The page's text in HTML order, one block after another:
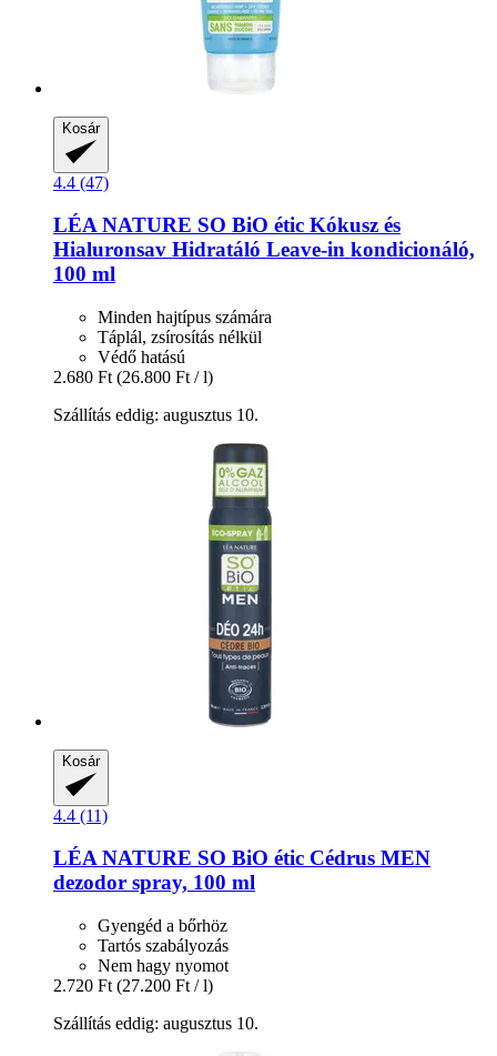
Kosár
4.4 (47)
LÉA NATURE SO BiO étic Kókusz és
Hialuronsav Hidratáló Leave-​in kondicionáló,
100 ml
Minden hajtípus számára
Táplál, zsírosítás nélkül
Védő hatású
2.680 Ft (26.800 Ft / l)
Szállítás eddig: augusztus 10.
Kosár
4.4 (11)
LÉA NATURE SO BiO étic Cédrus MEN
dezodor spray, 100 ml
Gyengéd a bőrhöz
Tartós szabályozás
Nem hagy nyomot
2.720 Ft (27.200 Ft / l)
Szállítás eddig: augusztus 10.